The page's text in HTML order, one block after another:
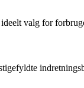
valg for